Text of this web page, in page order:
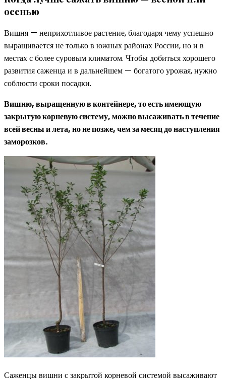
осенью
Вишня — неприхотливое растение, благодаря чему успешно
выращивается не только в южных районах России, но и в
местах с более суровым климатом. Чтобы добиться хорошего
развития саженца и в дальнейшем — богатого урожая, нужно
соблюсти сроки посадки.
Вишню, выращенную в контейнере, то есть имеющую
закрытую корневую систему, можно высаживать в течение
всей весны и лета, но не позже, чем за месяц до наступления
заморозков.
Саженцы вишни с закрытой корневой системой высаживают